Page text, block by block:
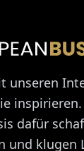
unseren
dafür
und klugen